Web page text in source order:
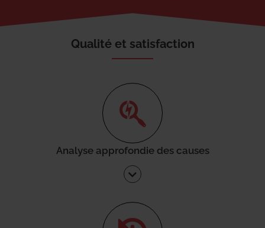
Qualité et satisfaction
Analyse approfondie des causes